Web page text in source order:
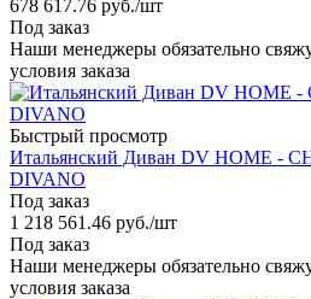
678 617.76 руб./шт
Под заказ
Наши менеджеры обязательно
условия заказа
Быстрый просмотр
Итальянский Диван DV HOME -
DIVANO
Под заказ
1 218 561.46 руб./шт
Под заказ
Наши менеджеры обязательно
условия заказа